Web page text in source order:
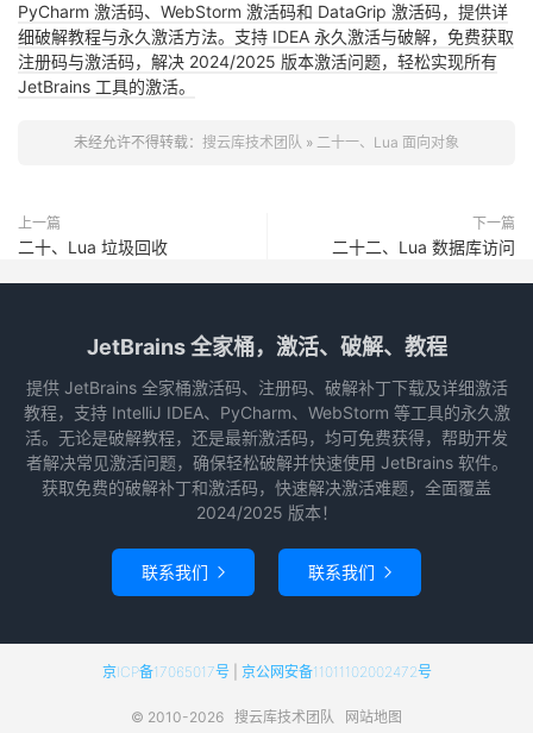
PyCharm 激活码、WebStorm 激活码和 DataGrip 激活码，提供详
细破解教程与永久激活方法。支持 IDEA 永久激活与破解，免费获取
注册码与激活码，解决 2024/2025 版本激活问题，轻松实现所有
JetBrains 工具的激活。
未经允许不得转载： 搜云库技术团队 » 二十一、Lua 面向对象
上一篇
二十、Lua 垃圾回收
下一篇
二十二、Lua 数据库访问
JetBrains 全家桶，激活、破解、教程
提供 JetBrains 全家桶激活码、注册码、破解补丁下载及详细激活
教程，支持 IntelliJ IDEA、PyCharm、WebStorm 等工具的永久激
活。无论是破解教程，还是最新激活码，均可免费获得，帮助开发
者解决常见激活问题，确保轻松破解并快速使用 JetBrains 软件。
获取免费的破解补丁和激活码，快速解决激活难题，全面覆盖
2024/2025 版本！
联系我们  联系我们 
京ICP备17065017号| 京公网安备11011102002472号
© 2010-2026 搜云库技术团队 网站地图